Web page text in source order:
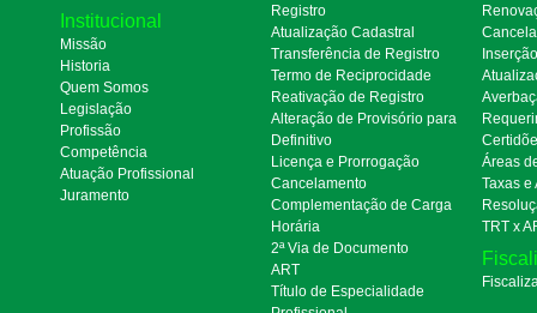
Institucional
Missão
Historia
Quem Somos
Legislação
Profissão
Competência
Atuação Profissional
Juramento
Registro
Atualização Cadastral
Transferência de Registro
Termo de Reciprocidade
Reativação de Registro
Alteração de Provisório para
Definitivo
Licença e Prorrogação
Cancelamento
Complementação de Carga
Horária
2ª Via de Documento
ART
Título de Especialidade
Áreas
Taxas e
TRT x